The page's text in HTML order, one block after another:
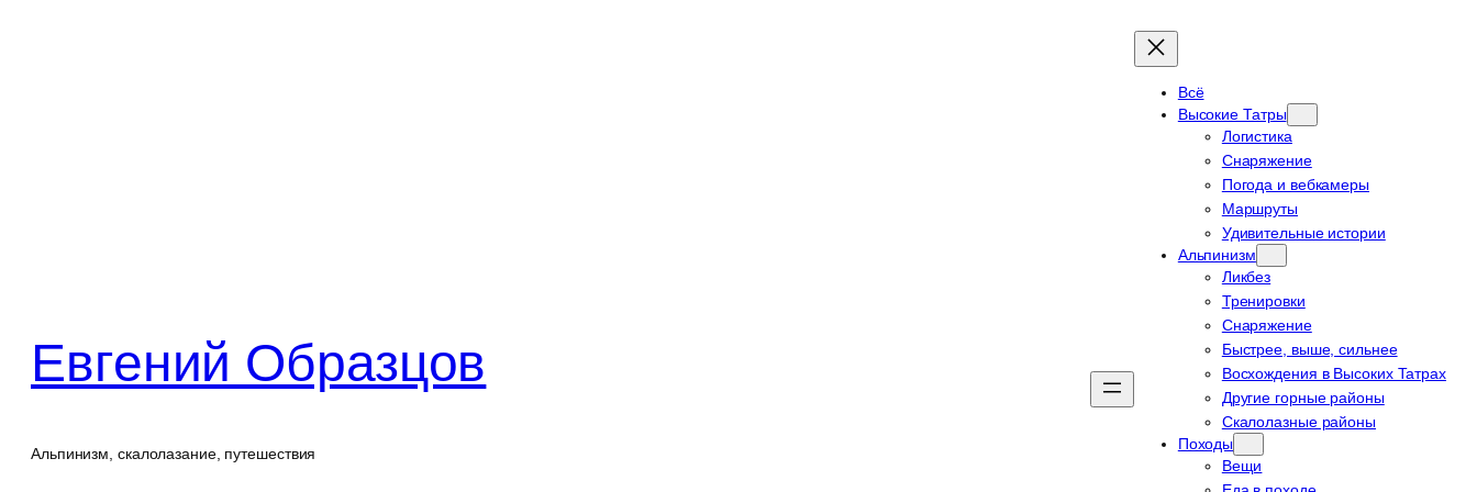
Евгений Образцов
Альпинизм, скалолазание, путешествия
Всё
Высокие Татры
Логистика
Снаряжение
Погода и вебкамеры
Маршруты
Удивительные истории
Альпинизм
Ликбез
Тренировки
Снаряжение
Быстрее, выше, сильнее
Восхождения в Высоких Татрах
Другие горные районы
Скалолазные районы
Походы
Вещи